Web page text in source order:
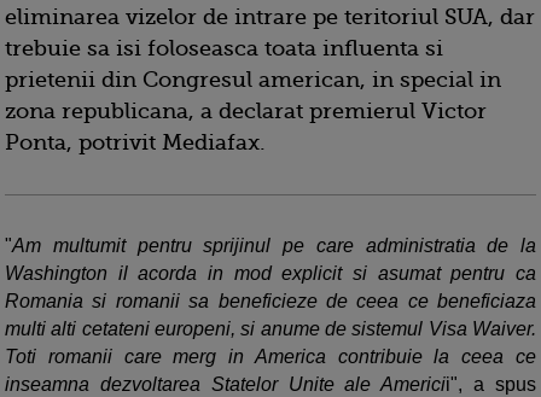
eliminarea vizelor de intrare pe teritoriul SUA, dar
trebuie sa isi foloseasca toata influenta si
prietenii din Congresul american, in special in
zona republicana, a declarat premierul Victor
Ponta, potrivit Mediafax.
"Am multumit pentru sprijinul pe care administratia de la
Washington il acorda in mod explicit si asumat pentru ca
Romania si romanii sa beneficieze de ceea ce beneficiaza
multi alti cetateni europeni, si anume de sistemul Visa Waiver.
Toti romanii care merg in America contribuie la ceea ce
inseamna dezvoltarea Statelor Unite ale Americii", a spus